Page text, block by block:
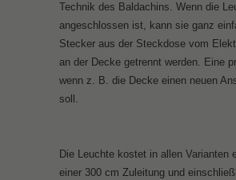
Technik des Baldachins. Wenn die
angeschlossen ist, kann sie ganz
Stecker aus der Steckdose vom
an der Decke getrennt werden. Eine
wenn z. B. die Decke einen neuen
soll.
Die Leuchte kostet in allen Varianten
einer 300 cm Zuleitung und